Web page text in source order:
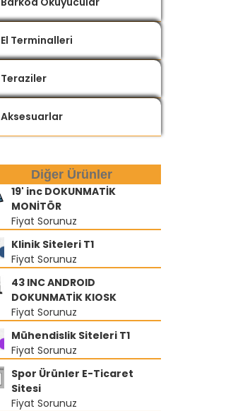
El Terminalleri
Teraziler
Aksesuarlar
Diğer Ürünler
19' inc DOKUNMATİK
MONİTÖR
Fiyat Sorunuz
Klinik Siteleri T1
Fiyat Sorunuz
43 INC ANDROID
DOKUNMATİK KIOSK
Fiyat Sorunuz
Mühendislik Siteleri T1
Fiyat Sorunuz
Spor Ürünler E-Ticaret
Sitesi
Fiyat Sorunuz